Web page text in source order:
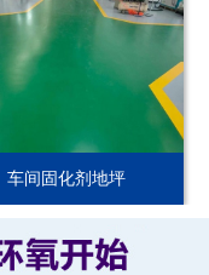
车间固化剂地坪